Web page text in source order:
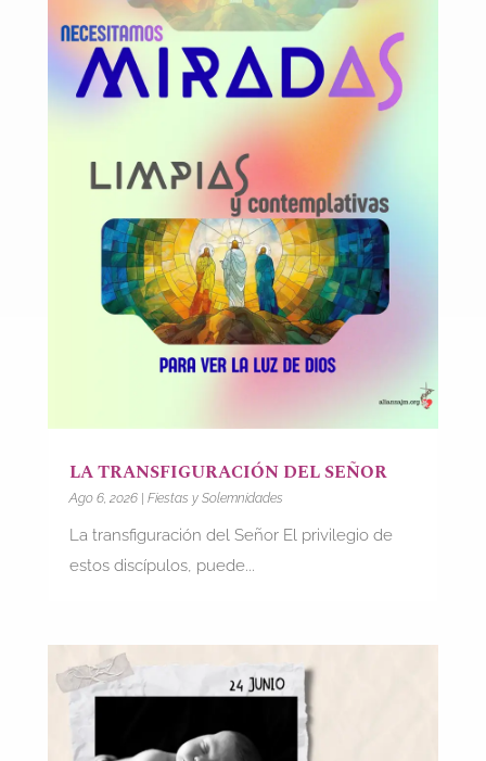
LA TRANSFIGURACIÓN DEL SEÑOR
Ago 6, 2026| Fiestas y Solemnidades
La transfiguración del Señor El privilegio de
estos discípulos, puede...